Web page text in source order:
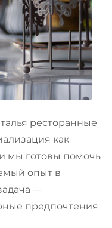
ресторанные
как
мы готовы помочь
опыт в
—
предпочтения